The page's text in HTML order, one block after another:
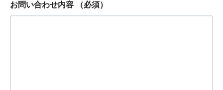
お問い合わせ内容 （必須）